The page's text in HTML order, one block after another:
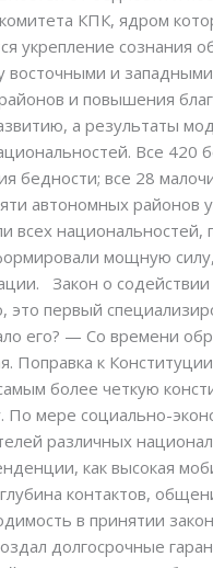
КПК, ядром
укрепление сознания
восточными и
и повышения
а результаты
Все 420
бедности; все 28
автономных районов
всех
мощную
Закон о
это первый
его? — Со времени
Поправка к
более четкую
мере социально-
различных
как высокая
контактов,
в принятии
долгосрочные